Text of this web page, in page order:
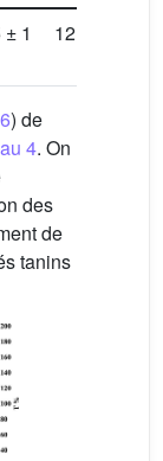
1 12 ± 1
) de
4. On
des
de
tanins